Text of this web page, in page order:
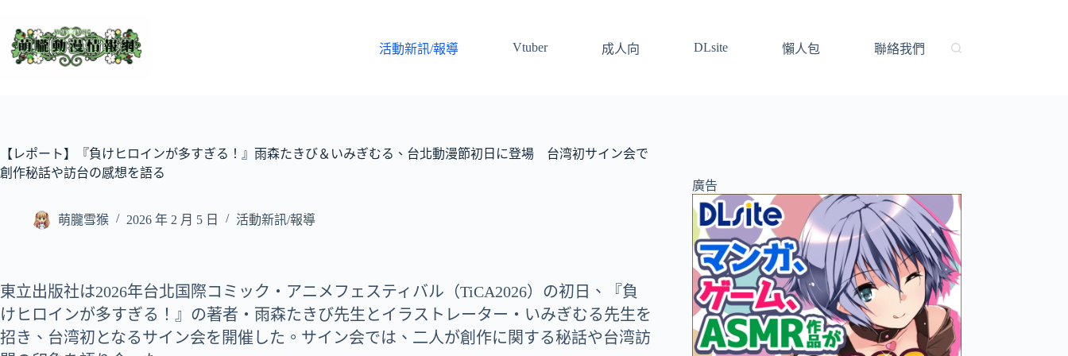
主
活動新訊/報導 Vtuber 成人向 DLsite 懶人包 聯絡我們
【レポート】『負けヒロインが多すぎる！』雨森たきび＆いみぎむる、台北動漫節初日に登場 台湾初サイン会で
創作秘話や訪台の感想を語る
萌朧雪猴 2026 年 2 月 5 日 活動新訊/報導
東立出版社は2026年台北国際コミック・アニメフェスティバル（TiCA2026）の初日、『負
けヒロインが多すぎる！』の著者・雨森たきび先生とイラストレーター・いみぎむる先生を
招き、台湾初となるサイン会を開催した。サイン会では、二人が創作に関する秘話や台湾訪
廣告